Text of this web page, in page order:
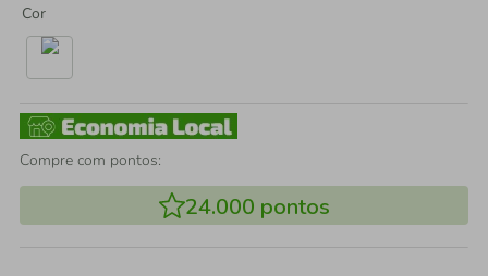
Cor
Compre com pontos:
24.000 pontos